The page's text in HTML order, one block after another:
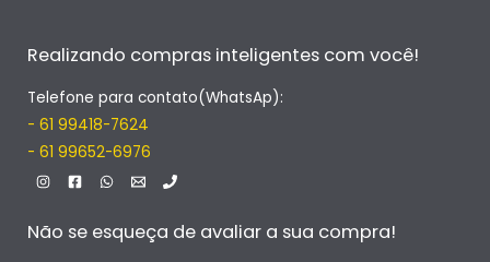
Realizando compras inteligentes com você!
Telefone para contato(WhatsAp):
- 61 99418-7624
- 61 99652-6976
Não se esqueça de avaliar a sua compra!